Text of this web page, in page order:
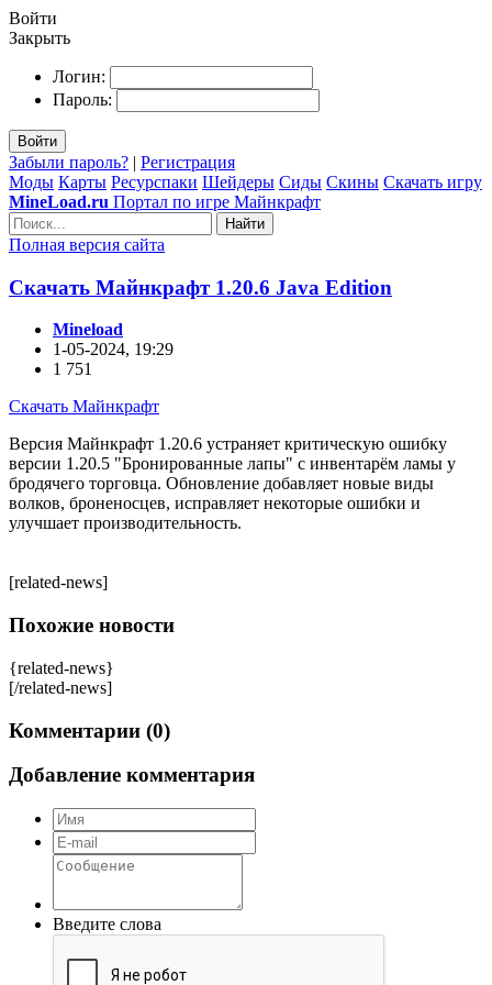
Войти
Закрыть
Логин:
Пароль:
Войти
Забыли пароль? | Регистрация
Моды Карты Ресурспаки Шейдеры Сиды Скины Скачать игру
MineLoad.ru Портал по игре Майнкрафт
Найти
Полная версия сайта
Скачать Mайнкрафт 1.20.6 Java Edition
Mineload
1-05-2024, 19:29
1 751
Скачать Майнкрафт
Версия Майнкрафт 1.20.6 устраняет критическую ошибку
версии 1.20.5 "Бронированные лапы" с инвентарём ламы у
бродячего торговца. Обновление добавляет новые виды
волков, броненосцев, исправляет некоторые ошибки и
улучшает производительность.
[related-news]
Похожие новости
{related-news}
[/related-news]
Комментарии (0)
Добавление комментария
Введите слова